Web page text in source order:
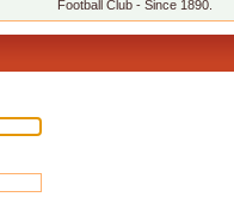
Football Club - Since 1890.